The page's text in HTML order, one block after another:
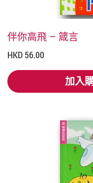
伴你高飛 – 箴言
HKD 56.00
加入
加入購